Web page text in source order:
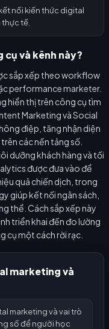
nối kiến thức digital
tế.
cụ và kênh này?
sắp xếp theo workflow
performance marketer.
hiển thị trên công cụ tìm
Marketing và Social
điệp, tăng nhận diện
các nền tảng số.
dưỡng khách hàng và tối
được đưa vào để
quả chiến dịch, trong
giúp kết nối ngân sách,
thể. Cách sắp xếp này
triển khai đến đo lường
cụ một cách rời rạc.
marketing và
marketing và vai trò
số để người học